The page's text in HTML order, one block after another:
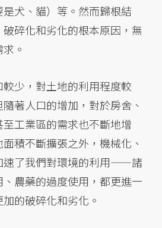
犬、貓）等。然而歸根結
碎化和劣化的根本原因，無
。
少，對土地的利用程度較
著人口的增加，對於房舍、
工業區的需求也不斷地增
積不斷擴張之外，機械化、
速了我們對環境的利用——諸
農藥的過度使用，都更進一
的破碎化和劣化。